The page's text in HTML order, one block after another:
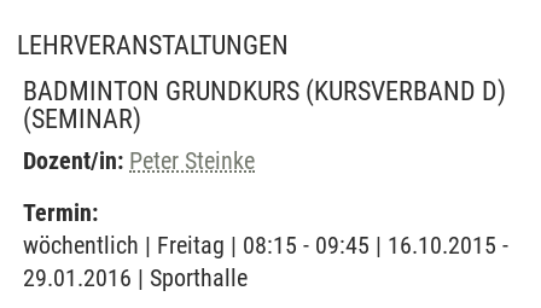
LEHRVERANSTALTUNGEN
BADMINTON GRUNDKURS (KURSVERBAND D)
(SEMINAR)
Dozent/in: Peter Steinke
Termin:
wöchentlich | Freitag | 08:15 - 09:45 | 16.10.2015 -
29.01.2016 | Sporthalle